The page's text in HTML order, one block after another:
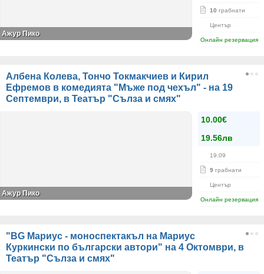
10 грабнати
Център
Онлайн резервация
Ажур Пико
Албена Колева, Тончо Токмакчиев и Кирил
Ефремов в комедията "Мъже под чехъл" - на 19
Септември, в Театър "Сълза и смях"
10.00€
19.56лв
19.09
9 грабнати
Център
Онлайн резервация
Ажур Пико
"BG Мариус - моноспектакъл на Мариус
Куркински по български автори" на 4 Октомври, в
Театър "Сълза и смях"